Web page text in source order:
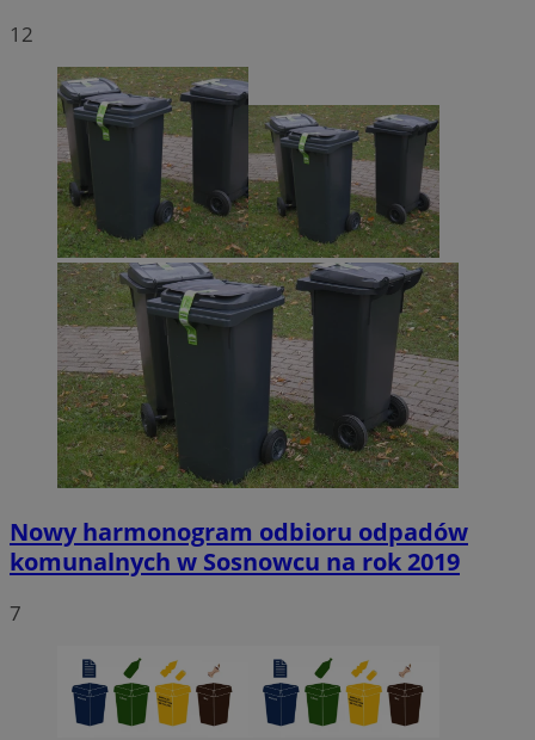
12
Nowy harmonogram odbioru odpadów
komunalnych w Sosnowcu na rok 2019
7